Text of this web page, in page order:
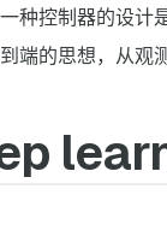
种控制器的设
端的思想，从观